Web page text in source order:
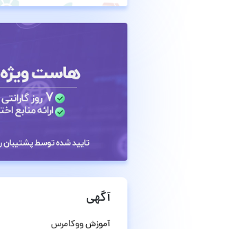
آگهی
آموزش ووکامرس